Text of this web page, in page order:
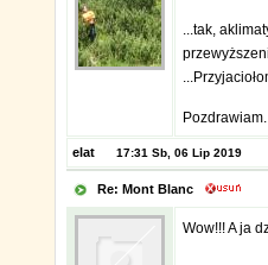
...tak,
elat 17:31 Sb, 06 Lip 2019
Re: Mont Blanc
Wow!!! A ja